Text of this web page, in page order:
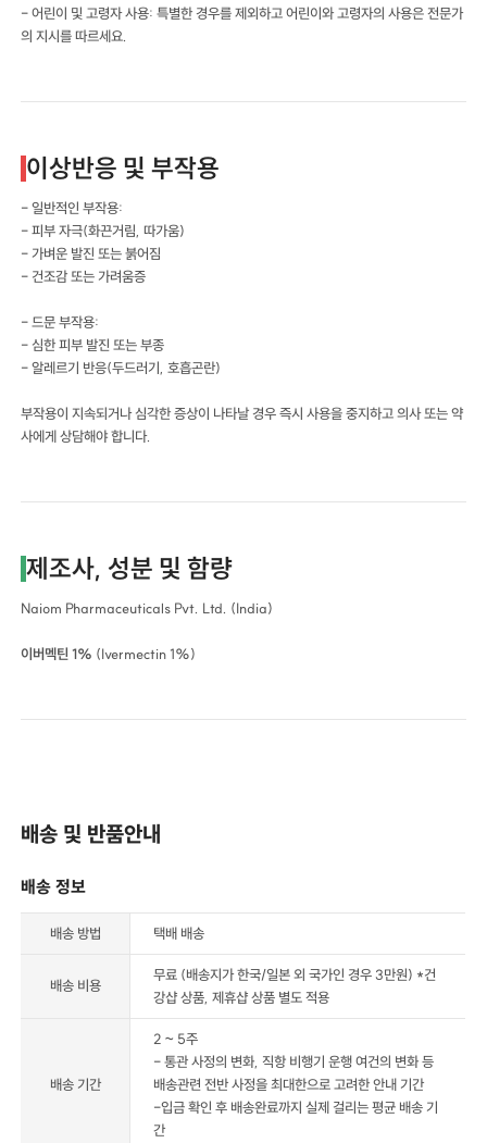
- 어린이 및 고령자 사용: 특별한 경우를 제외하고 어린이와 고령자의 사용은 전문가
의 지시를 따르세요.
이상반응 및 부작용
- 일반적인 부작용:
- 피부 자극(화끈거림, 따가움)
- 가벼운 발진 또는 붉어짐
- 건조감 또는 가려움증
- 드문 부작용:
- 심한 피부 발진 또는 부종
- 알레르기 반응(두드러기, 호흡곤란)
부작용이 지속되거나 심각한 증상이 나타날 경우 즉시 사용을 중지하고 의사 또는 약
사에게 상담해야 합니다.
제조사, 성분 및 함량
Naiom Pharmaceuticals Pvt. Ltd. (India)
이버멕틴 1% (Ivermectin 1%)
배송 및 반품안내
배송 정보
배송 방법 택배 배송
배송 비용
무료 (배송지가 한국/일본 외 국가인 경우 3만원) *건
강샵 상품, 제휴샵 상품 별도 적용
배송 기간
2 ~ 5주
- 통관 사정의 변화, 직항 비행기 운행 여건의 변화 등
배송관련 전반 사정을 최대한으로 고려한 안내 기간
-입금 확인 후 배송완료까지 실제 걸리는 평균 배송 기
간